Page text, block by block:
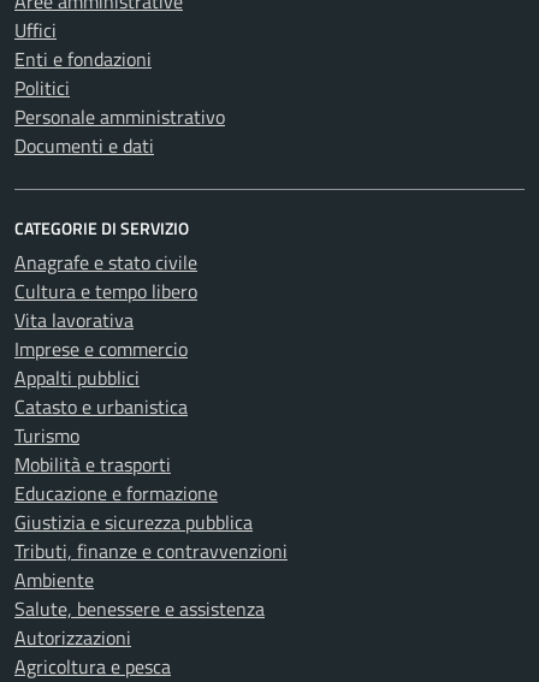
Uffici
Enti e fondazioni
Politici
Personale amministrativo
Documenti e dati
CATEGORIE DI SERVIZIO
Anagrafe e stato civile
Cultura e tempo libero
Vita lavorativa
Imprese e commercio
Appalti pubblici
Catasto e urbanistica
Turismo
Mobilità e trasporti
Educazione e formazione
Giustizia e sicurezza pubblica
Tributi, finanze e contravvenzioni
Ambiente
Salute, benessere e assistenza
Autorizzazioni
Agricoltura e pesca